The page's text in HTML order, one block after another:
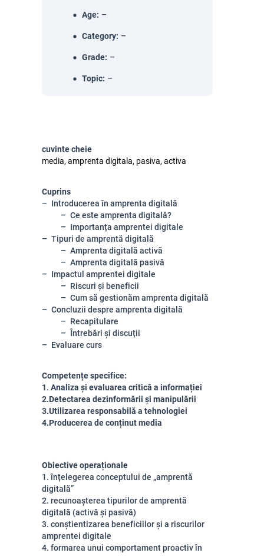
Age: –
Category: –
Grade: –
Topic: –
cuvinte cheie
media, amprenta digitala, pasiva, activa
Cuprins
Introducerea în amprenta digitală
Ce este amprenta digitală?
Importanța amprentei digitale
Tipuri de amprentă digitală
Amprenta digitală activă
Amprenta digitală pasivă
Impactul amprentei digitale
Riscuri și beneficii
Cum să gestionăm amprenta digitală
Concluzii despre amprenta digitală
Recapitulare
Întrebări și discuții
Evaluare curs
Competențe specifice:
1. Analiza și evaluarea critică a informației
2.Detectarea dezinformării și manipulării
3.Utilizarea responsabilă a tehnologiei
4.Producerea de conținut media
Obiective operaționale
1. înțelegerea conceptului de „amprentă
digitală”
2. recunoașterea tipurilor de amprentă
digitală (activă și pasivă)
3. conștientizarea beneficiilor și a riscurilor
amprentei digitale
4. formarea unui comportament proactiv în